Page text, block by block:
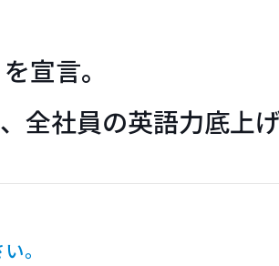
宣言。
全社員の英語力底上
。